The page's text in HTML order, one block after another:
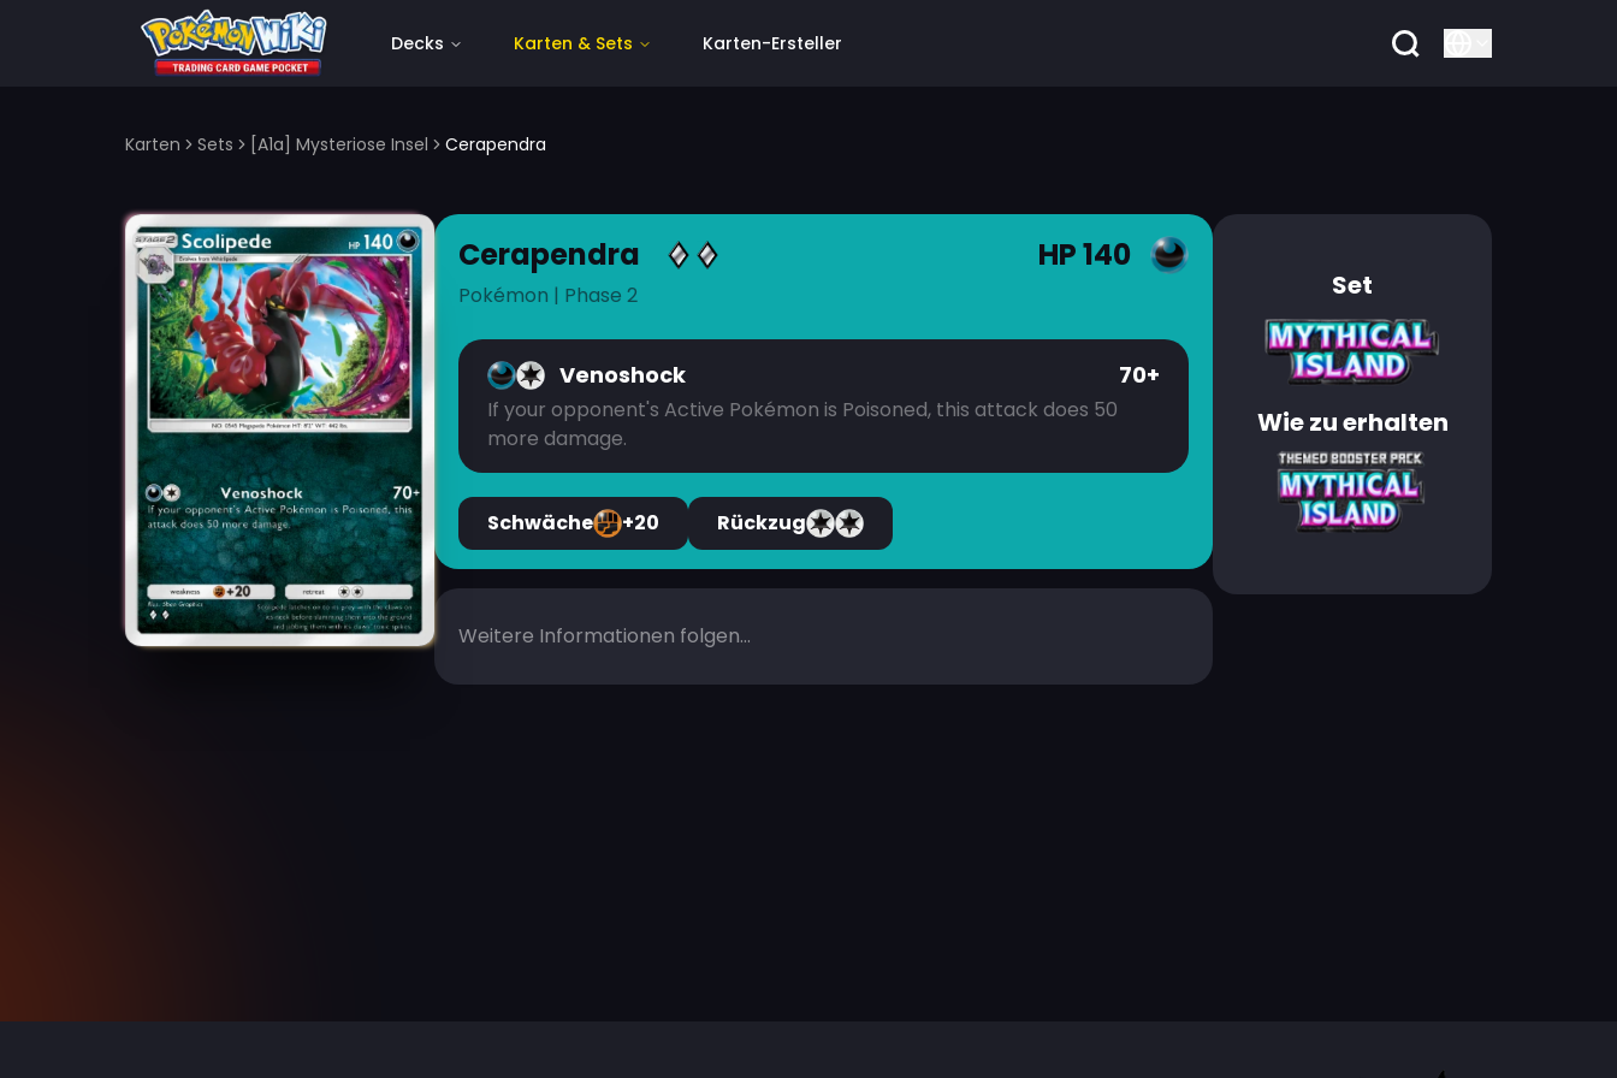
Karten Sets [A1a] Mysteriose Insel Cerapendra
Decks Karten & Sets Karten-Ersteller
Cerapendra HP 140
Pokémon | Phase 2
Venoshock 70+
If your opponent's Active Pokémon is Poisoned, this attack does 50
more damage.
Schwäche +20 Rückzug
Weitere Informationen folgen...
Set
Wie zu erhalten